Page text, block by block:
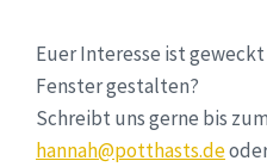
Euer Interesse ist
Fenster gestalten?
Schreibt uns gerne bis
hannah@potthasts.de